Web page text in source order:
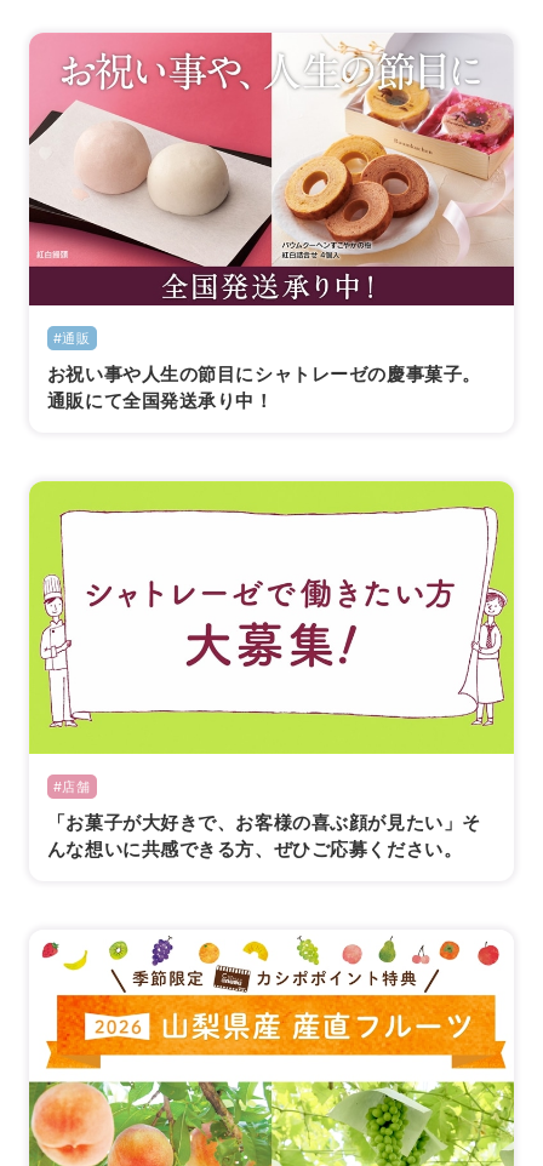
#通販
お祝い事や人生の節目にシャトレーゼの慶事菓子。
通販にて全国発送承り中！
#店舗
「お菓子が大好きで、お客様の喜ぶ顔が見たい」そ
んな想いに共感できる方、ぜひご応募ください。